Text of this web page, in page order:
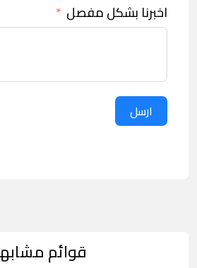
اخبرنا بشكل مفصل
ارسل
قوائم